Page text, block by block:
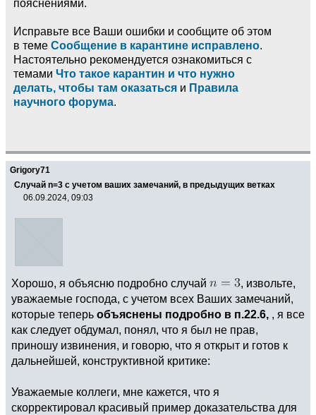
пояснениями.
Исправьте все Ваши ошибки и сообщите об этом
в теме Сообщение в карантине исправлено.
Настоятельно рекомендуется ознакомиться с
темами Что такое карантин и что нужно
делать, чтобы там оказаться и Правила
научного форума.
Grigory71
Случай n=3 с учетом ваших замечаний, в предыдущих ветках
06.09.2024, 09:03
Хорошо, я объясню подробно случай
, извольте,
уважаемые господа, с учетом всех Ваших замечаний,
которые теперь объяснены подробно в п.22.6, , я все
как следует обдумал, понял, что я был не прав,
приношу извинения, и говорю, что я открыт и готов к
дальнейшей, конструктивной критике:
Уважаемые коллеги, мне кажется, что я
скорректировал красивый пример доказательства для